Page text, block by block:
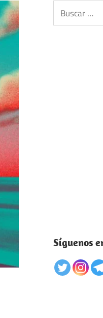
Buscar:
Síguenos